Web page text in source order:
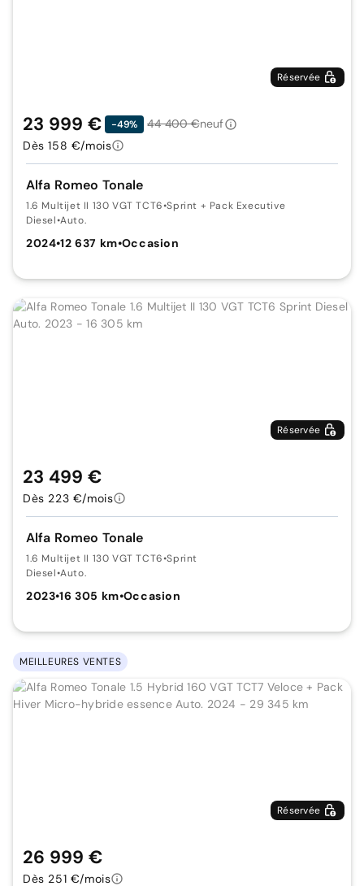
Réservée
Alfa Romeo Tonale
1.6 Multijet II 130 VGT TCT6•Sprint + Pack Executive
Diesel•Auto.
2024•12 637 km•Occasion
23 999 € -49% 44 400 €neuf
Dès 158 €/mois
Réservée
Alfa Romeo Tonale
1.6 Multijet II 130 VGT TCT6•Sprint
Diesel•Auto.
2023•16 305 km•Occasion
23 499 €
Dès 223 €/mois
MEILLEURES VENTES
Réservée
26 999 €
Dès 251 €/mois